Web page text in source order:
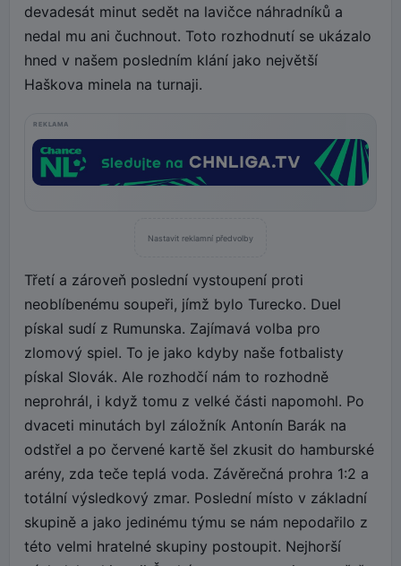
devadesát minut sedět na lavičce náhradníků a
nedal mu ani čuchnout. Toto rozhodnutí se ukázalo
hned v našem posledním klání jako největší
Haškova minela na turnaji.
REKLAMA
Nastavit reklamní předvolby
Třetí a zároveň poslední vystoupení proti
neoblíbenému soupeři, jímž bylo Turecko. Duel
pískal sudí z Rumunska. Zajímavá volba pro
zlomový spiel. To je jako kdyby naše fotbalisty
pískal Slovák. Ale rozhodčí nám to rozhodně
neprohrál, i když tomu z velké části napomohl. Po
dvaceti minutách byl záložník Antonín Barák na
odstřel a po červené kartě šel zkusit do hamburské
arény, zda teče teplá voda. Závěrečná prohra 1:2 a
totální výsledkový zmar. Poslední místo v základní
skupině a jako jedinému týmu se nám nepodařilo z
této velmi hratelné skupiny postoupit. Nejhorší